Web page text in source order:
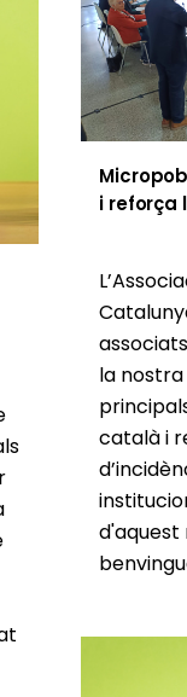
i reforça
la
català i
d'aquest